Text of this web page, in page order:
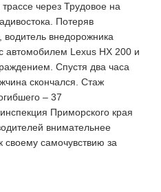
трассе через Трудовое на
Потеряв
водитель внедорожника
автомобилем Lexus HX 200 и
Спустя два часа
скончался. Стаж
– 37
Приморского края
внимательнее
своему самочувствию за